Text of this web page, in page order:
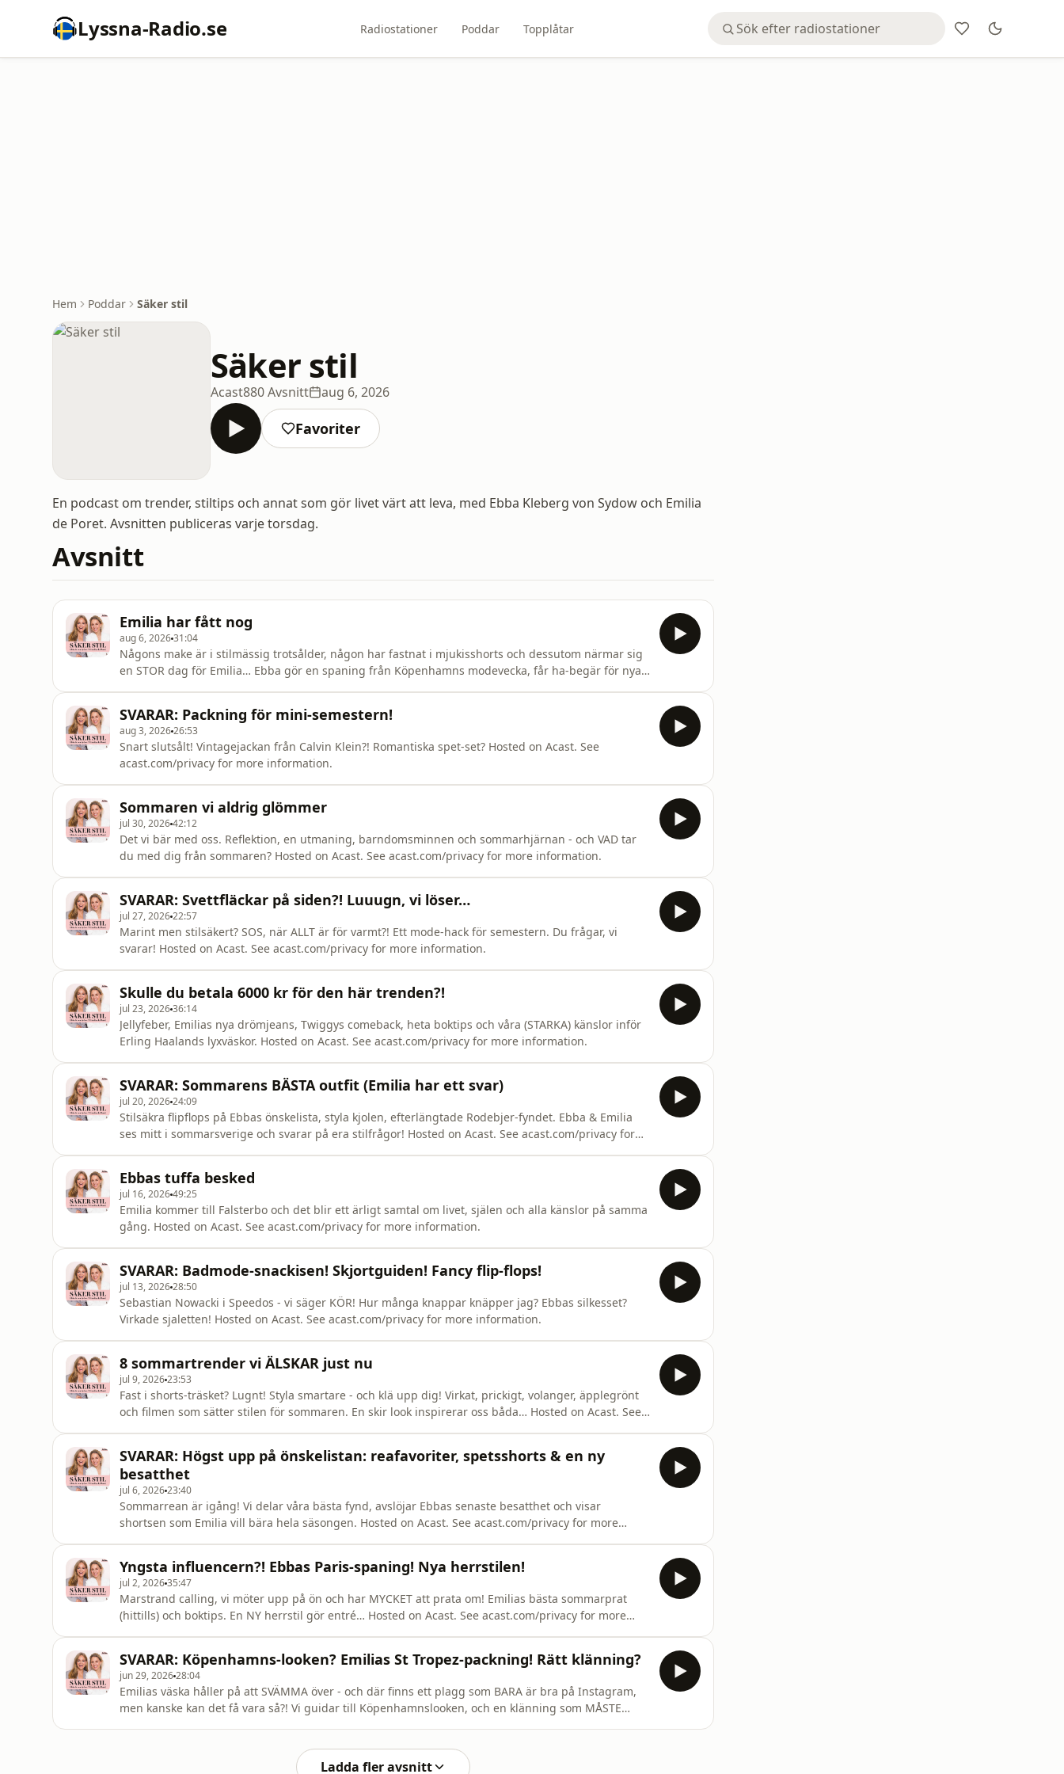
Lyssna-Radio.se Radiostationer Poddar Topplåtar
Hem Poddar Säker stil
Säker stil
Acast880 Avsnitt aug 6, 2026
Favoriter
En podcast om trender, stiltips och annat som gör livet värt att leva, med Ebba Kleberg von Sydow och Emilia
de Poret. Avsnitten publiceras varje torsdag.
Avsnitt
Emilia har fått nog
aug 6, 202631:04
Någons make är i stilmässig trotsålder, någon har fastnat i mjukisshorts och dessutom närmar sig
en STOR dag för Emilia… Ebba gör en spaning från Köpenhamns modevecka, får ha-begär för nya
SVARAR: Packning för mini-semestern!
aug 3, 202626:53
Snart slutsålt! Vintagejackan från Calvin Klein?! Romantiska spet-set? Hosted on Acast. See
acast.com/privacy for more information.
Sommaren vi aldrig glömmer
jul 30, 202642:12
Det vi bär med oss. Reflektion, en utmaning, barndomsminnen och sommarhjärnan - och VAD tar
du med dig från sommaren? Hosted on Acast. See acast.com/privacy for more information.
SVARAR: Svettfläckar på siden?! Luuugn, vi löser…
jul 27, 202622:57
Marint men stilsäkert? SOS, när ALLT är för varmt?! Ett mode-hack för semestern. Du frågar, vi
svarar! Hosted on Acast. See acast.com/privacy for more information.
Skulle du betala 6000 kr för den här trenden?!
jul 23, 202636:14
Jellyfeber, Emilias nya drömjeans, Twiggys comeback, heta boktips och våra (STARKA) känslor inför
Erling Haalands lyxväskor. Hosted on Acast. See acast.com/privacy for more information.
SVARAR: Sommarens BÄSTA outfit (Emilia har ett svar)
jul 20, 202624:09
Stilsäkra flipflops på Ebbas önskelista, styla kjolen, efterlängtade Rodebjer-fyndet. Ebba & Emilia
ses mitt i sommarsverige och svarar på era stilfrågor! Hosted on Acast. See acast.com/privacy for
Ebbas tuffa besked
jul 16, 202649:25
Emilia kommer till Falsterbo och det blir ett ärligt samtal om livet, själen och alla känslor på samma
gång. Hosted on Acast. See acast.com/privacy for more information.
SVARAR: Badmode-snackisen! Skjortguiden! Fancy flip-flops!
jul 13, 202628:50
Sebastian Nowacki i Speedos - vi säger KÖR! Hur många knappar knäpper jag? Ebbas silkesset?
Virkade sjaletten! Hosted on Acast. See acast.com/privacy for more information.
8 sommartrender vi ÄLSKAR just nu
jul 9, 202623:53
Fast i shorts-träsket? Lugnt! Styla smartare - och klä upp dig! Virkat, prickigt, volanger, äpplegrönt
och filmen som sätter stilen för sommaren. En skir look inspirerar oss båda… Hosted on Acast. See
SVARAR: Högst upp på önskelistan: reafavoriter, spetsshorts & en ny
besatthet
jul 6, 202623:40
Sommarrean är igång! Vi delar våra bästa fynd, avslöjar Ebbas senaste besatthet och visar
shortsen som Emilia vill bära hela säsongen. Hosted on Acast. See acast.com/privacy for more
Yngsta influencern?! Ebbas Paris-spaning! Nya herrstilen!
jul 2, 202635:47
Marstrand calling, vi möter upp på ön och har MYCKET att prata om! Emilias bästa sommarprat
(hittills) och boktips. En NY herrstil gör entré… Hosted on Acast. See acast.com/privacy for more
SVARAR: Köpenhamns-looken? Emilias St Tropez-packning! Rätt klänning?
jun 29, 202628:04
Emilias väska håller på att SVÄMMA över - och där finns ett plagg som BARA är bra på Instagram,
men kanske kan det få vara så?! Vi guidar till Köpenhamnslooken, och en klänning som MÅSTE
Ladda fler avsnitt